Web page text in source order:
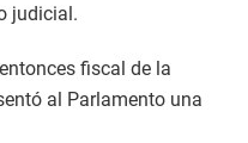
judicial.
fiscal de la
al Parlamento una